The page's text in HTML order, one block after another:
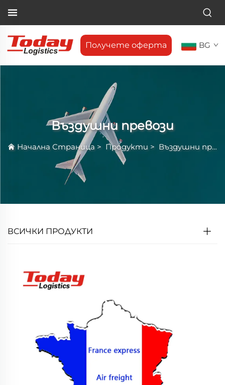
Получете оферта BG
Въздушни превози
Начална Страница> Продукти > Въздушни превози
ВСИЧКИ ПРОДУКТИ